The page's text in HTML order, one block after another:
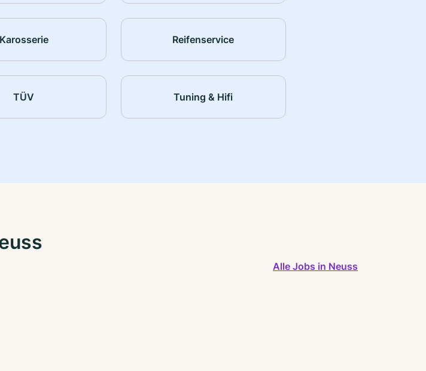
Karosserie Reifenservice
TÜV Tuning & Hifi
Alle Jobs in Neuss